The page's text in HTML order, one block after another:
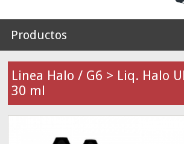
Productos
Linea Halo / G6 > Liq. Halo
30 ml